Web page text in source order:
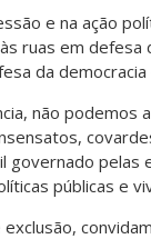
e na ação
ruas em defesa
da
não podemos
governado pelas
públicas e